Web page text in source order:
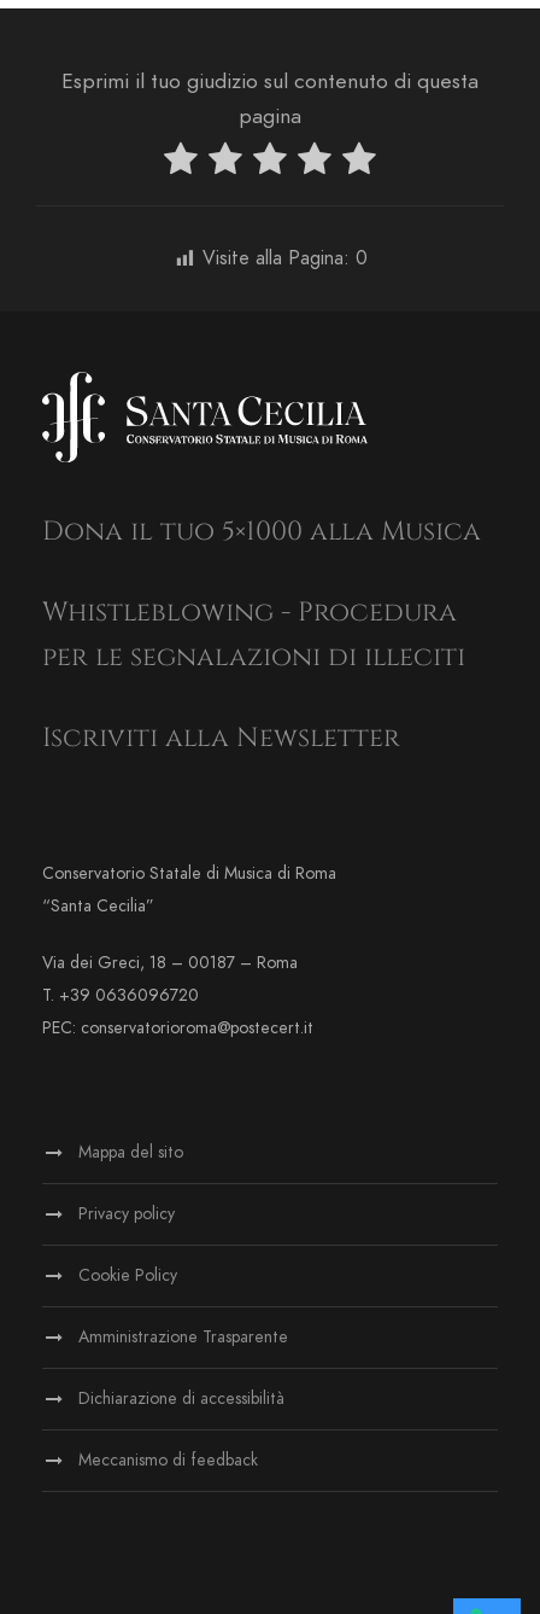
Esprimi il tuo giudizio sul contenuto di questa
pagina
Visite alla Pagina: 0
Dona il tuo 5×1000 alla Musica
Whistleblowing - Procedura
per le segnalazioni di illeciti
Iscriviti alla Newsletter
Conservatorio Statale di Musica di Roma
“Santa Cecilia”
Via dei Greci, 18 – 00187 – Roma
T. +39 0636096720
PEC: conservatorioroma@postecert.it
Mappa del sito
Privacy policy
Cookie Policy
Amministrazione Trasparente
Dichiarazione di accessibilità
Meccanismo di feedback